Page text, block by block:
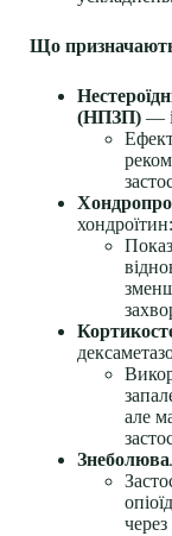
Що
(НПЗП) —
хондроїтин:
але